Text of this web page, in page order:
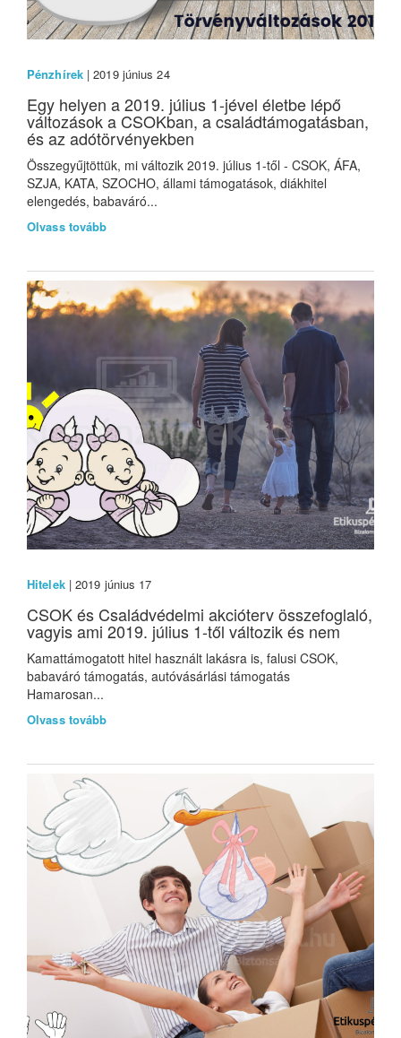
Pénzhírek| 2019 június 24
Egy helyen a 2019. július 1-jével életbe lépő
változások a CSOKban, a családtámogatásban,
és az adótörvényekben
Összegyűjtöttük, mi változik 2019. július 1-től - CSOK, ÁFA,
SZJA, KATA, SZOCHO, állami támogatások, diákhitel
elengedés, babaváró...
Olvass tovább
Hitelek| 2019 június 17
CSOK és Családvédelmi akcióterv összefoglaló,
vagyis ami 2019. július 1-től változik és nem
Kamattámogatott hitel használt lakásra is, falusi CSOK,
babaváró támogatás, autóvásárlási támogatás
Hamarosan...
Olvass tovább